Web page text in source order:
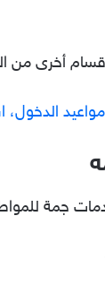
أخرى
الدخول،
جمة